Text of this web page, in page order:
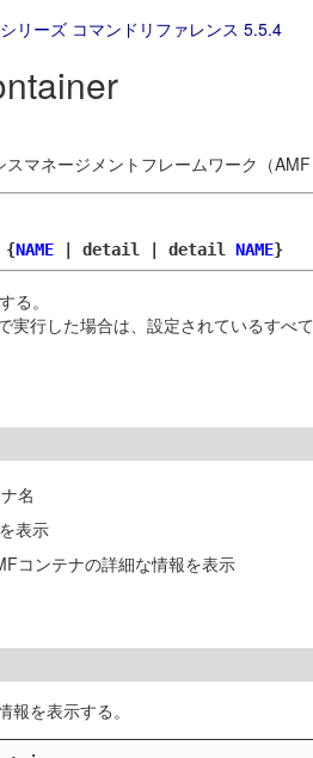
リーズ コマンドリファレンス 5.5.4
スマネージメントフレームワーク（
{NAME | detail | detail NAME}
る。
実行した場合は、設定されているすべ
名
表示
コンテナの詳細な情報を表示
を表示する。